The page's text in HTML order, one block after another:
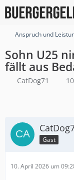
Anspruch und
Sohn U25
fällt aus
CatDog71
Gast
10. April 2026 um